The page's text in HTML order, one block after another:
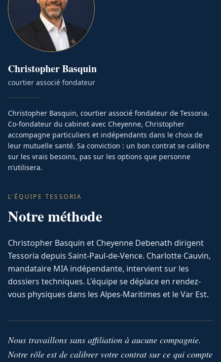
ChristopherBasquin
courtier associé fondateur
Christopher Basquin, courtier associé fondateur de Tessoria.
Co-fondateur du cabinet avec Cheyenne, Christopher
accompagne particuliers et indépendants dans le choix de
leur mutuelle santé. Sa conviction : un bon contrat se calibre
sur les vrais besoins, pas sur les options que personne
n’utilisera.
L'ÉQUIPE TESSORIA
Notre méthode
Christopher Basquin et Cheyenne Debenath dirigent
Tessoria depuis Saint-Paul-de-Vence. Charlotte Cauvin,
mandataire MIA indépendante, intervient sur les
dossiers techniques. L'équipe se déplace en rendez-
vous physiques dans les Alpes-Maritimes et le Var Est.
Nous travaillons sans affiliation à aucune compagnie.
Notre rôle est de calibrer votre contrat sur ce qui compte